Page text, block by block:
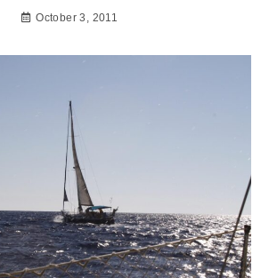
October 3, 2011